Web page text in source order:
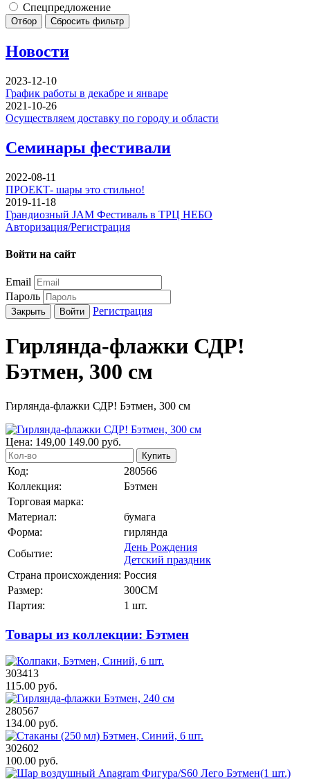
Спецпредложение
Отбор Сбросить фильтр
Новости
2023-12-10
График работы в декабре и январе
2021-10-26
Осуществляем доставку по городу и области
Семинары фестивали
2022-08-11
ПРОЕКТ- шары это стильно!
2019-11-18
Грандиозный JAM Фестиваль в ТРЦ НЕБО
Авторизация/Регистрация
Войти на сайт
Email
Пароль
Закрыть Войти Регистрация
Гирлянда-флажки СДР!
Бэтмен, 300 см
Гирлянда-флажки СДР! Бэтмен, 300 см
Цена: 149,00 149.00 руб.
Купить
Код:
280566
Коллекция:
Бэтмен
Торговая марка:
Материал:
бумага
Форма:
гирлянда
Событие:
День Рождения
Детский праздник
Страна происхождения: Россия
Размер:
300СМ
Партия:
1 шт.
Товары из коллекции: Бэтмен
303413
115.00 руб.
280567
134.00 руб.
302602
100.00 руб.